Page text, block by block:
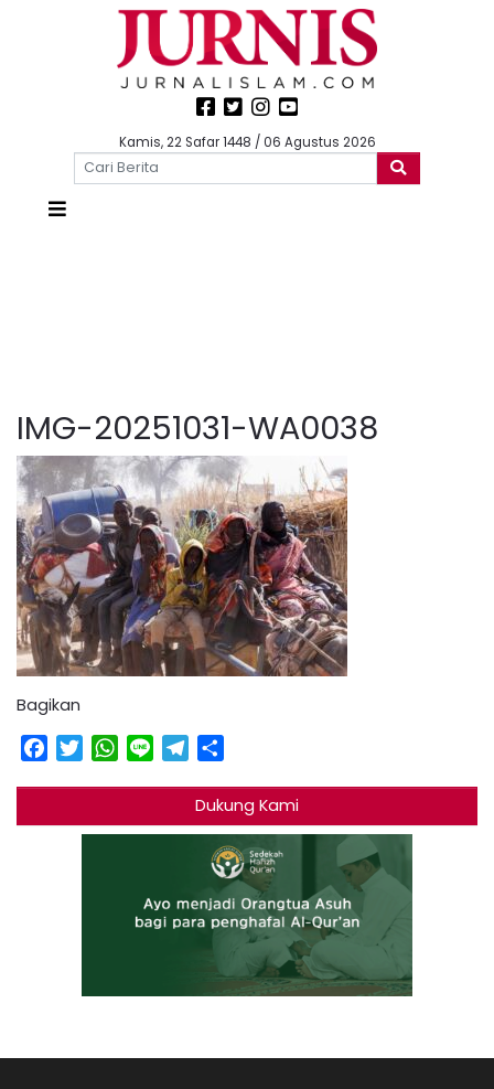
Kamis, 22 Safar 1448 / 06 Agustus 2026
IMG-20251031-WA0038
Bagikan
Facebook
TwitterWhatsApp
Line Telegram
Dukung Kami